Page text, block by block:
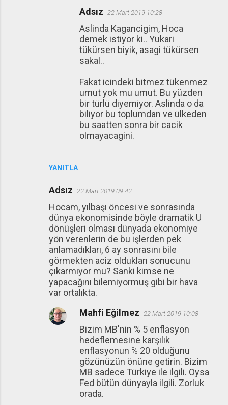
YANITLA
Adsız 22 Mart 2019 10:28
Aslinda Kagancigim, Hoca
demek istiyor ki.. Yukari
tükürsen biyik, asagi tükürsen
sakal..
Fakat icindeki bitmez tükenmez
umut yok mu umut. Bu yüzden
bir türlü diyemiyor. Aslinda o da
biliyor bu toplumdan ve ülkeden
bu saatten sonra bir cacik
olmayacagini.
Adsız 22 Mart 2019 09:42
Hocam, yılbaşı öncesi ve sonrasında
dünya ekonomisinde böyle dramatik U
dönüşleri olması dünyada ekonomiye
yön verenlerin de bu işlerden pek
anlamadıkları, 6 ay sonrasını bile
görmekten aciz oldukları sonucunu
çıkarmıyor mu? Sanki kimse ne
yapacağını bilemiyormuş gibi bir hava
var ortalıkta.
Mahfi Eğilmez 22 Mart 2019 10:08
Bizim MB'nin % 5 enflasyon
hedeflemesine karşılık
enflasyonun % 20 olduğunu
gözünüzün önüne getirin. Bizim
MB sadece Türkiye ile ilgili. Oysa
Fed bütün dünyayla ilgili. Zorluk
orada.